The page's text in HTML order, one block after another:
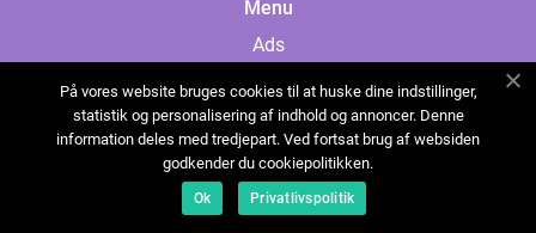
Menu
Ads
Cookies
Contact
Sitemap
På vores website bruges cookies til at huske dine indstillinger,
statistik og personalisering af indhold og annoncer. Denne
information deles med tredjepart. Ved fortsat brug af websiden
godkender du cookiepolitikken.
Ok Privatlivspolitik